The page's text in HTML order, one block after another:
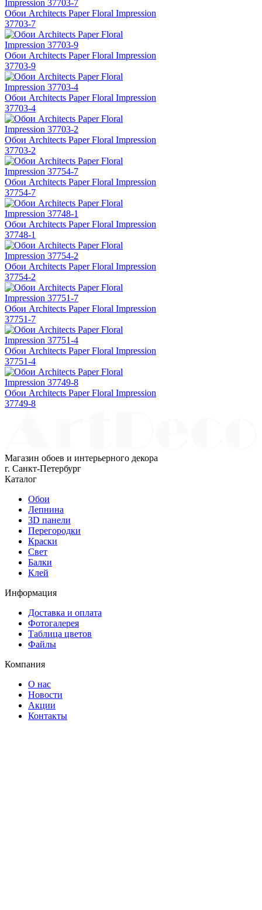
Обои Architects Paper Floral Impression
37703-7
Обои Architects Paper Floral Impression
37703-9
Обои Architects Paper Floral Impression
37703-4
Обои Architects Paper Floral Impression
37703-2
Обои Architects Paper Floral Impression
37754-7
Обои Architects Paper Floral Impression
37748-1
Обои Architects Paper Floral Impression
37754-2
Обои Architects Paper Floral Impression
37751-7
Обои Architects Paper Floral Impression
37751-4
Обои Architects Paper Floral Impression
37749-8
Магазин обоев и интерьерного декора
г. Санкт-Петербург
Каталог
Обои
Лепнина
3D панели
Перегородки
Краски
Свет
Балки
Клей
Информация
Доставка и оплата
Фотогалерея
Таблица цветов
Файлы
Компания
О нас
Новости
Акции
Контакты